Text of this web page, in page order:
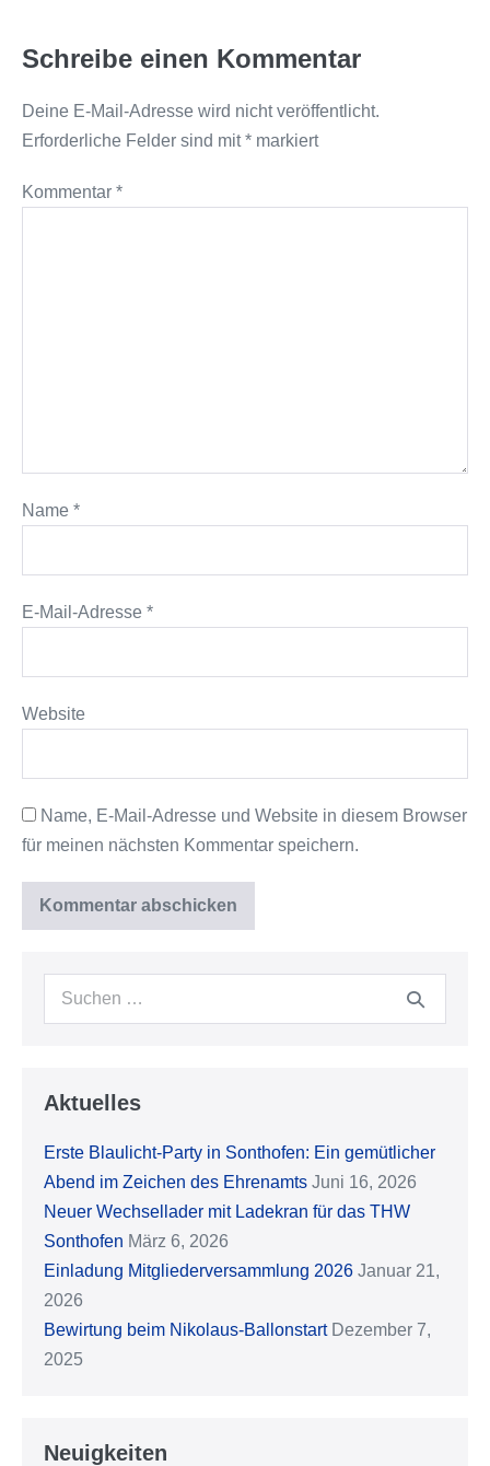
Schreibe einen Kommentar
Deine E-Mail-Adresse wird nicht veröffentlicht.
Erforderliche Felder sind mit* markiert
Kommentar *
Name *
E-Mail-Adresse *
Website
Name, E-Mail-Adresse und Website in diesem Browser
für meinen nächsten Kommentar speichern.
Suche
Aktuelles
Erste Blaulicht-Party in Sonthofen: Ein gemütlicher
Abend im Zeichen des Ehrenamts Juni 16, 2026
Neuer Wechsellader mit Ladekran für das THW
Sonthofen März 6, 2026
Einladung Mitgliederversammlung 2026 Januar 21,
2026
Bewirtung beim Nikolaus-Ballonstart Dezember 7,
2025
Neuigkeiten